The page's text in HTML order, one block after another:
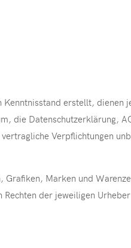
erstellt,
die Datenschutzerklärung,
Verpflichtungen
Marken und
der jeweiligen